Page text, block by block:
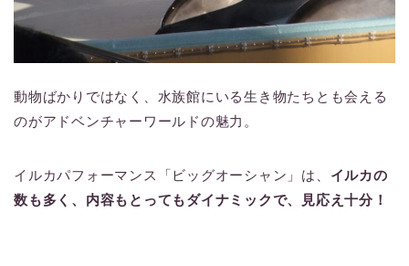
動物ばかりではなく、水族館にいる生き物たちとも会える
のがアドベンチャーワールドの魅力。
イルカパフォーマンス「ビッグオーシャン」は、 イルカの
数も多く、内容もとってもダイナミックで、見応え十分！